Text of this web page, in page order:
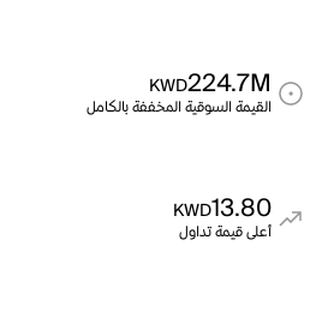
224.7M
KWD
القيمة السوقية المخففة بالكامل
13.80
KWD
أعلى قيمة تداول